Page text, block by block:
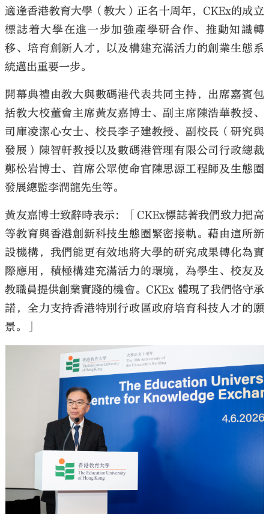
適逢香港教育大學（教大）正名十周年，CKEx的成立
標誌着大學在進一步加強產學研合作、推動知識轉
移、培育創新人才，以及構建充滿活力的創業生態系
統邁出重要一步。
開幕典禮由教大與數碼港代表共同主持，出席嘉賓包
括教大校董會主席黃友嘉博士、副主席陳浩華教授、
司庫凌潔心女士、校長李子建教授、副校長（研究與
發展）陳智軒教授以及數碼港管理有限公司行政總裁
鄭松岩博士、首席公眾使命官陳思源工程師及生態圈
發展總監李潤龍先生等。
黃友嘉博士致辭時表示：「CKEx標誌著我們致力把高
等教育與香港創新科技生態圈緊密接軌。藉由這所新
設機構，我們能更有效地將大學的研究成果轉化為實
際應用，積極構建充滿活力的環境，為學生、校友及
教職員提供創業實踐的機會。CKEx 體現了我們恪守承
諾，全力支持香港特別行政區政府培育科技人才的願
景。」